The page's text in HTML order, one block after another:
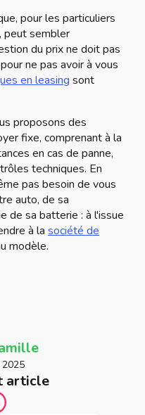
pour les particuliers
peut sembler
du prix ne doit pas
ne pas avoir à vous
en leasing sont
proposons des
fixe, comprenant à la
en cas de panne,
techniques. En
pas besoin de vous
auto, de sa
de sa batterie : à l'issue
à la société de
modèle.
2025
article